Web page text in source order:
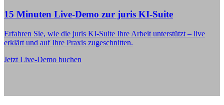
15 Minuten Live-Demo zur juris KI-Suite
Erfahren Sie, wie die juris KI-Suite Ihre Arbeit unterstützt – live
erklärt und auf Ihre Praxis zugeschnitten.
Jetzt Live-Demo buchen